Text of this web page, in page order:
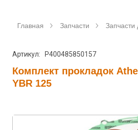
Главная Запчасти Запчасти
Артикул: P400485850157
Комплект прокладок
YBR 125